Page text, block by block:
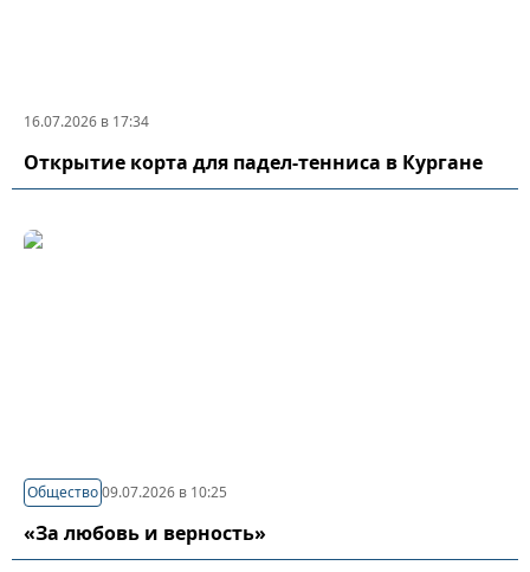
16.07.2026 в 17:34
Открытие корта для падел-тенниса в Кургане
Общество09.07.2026 в 10:25
«За любовь и верность»